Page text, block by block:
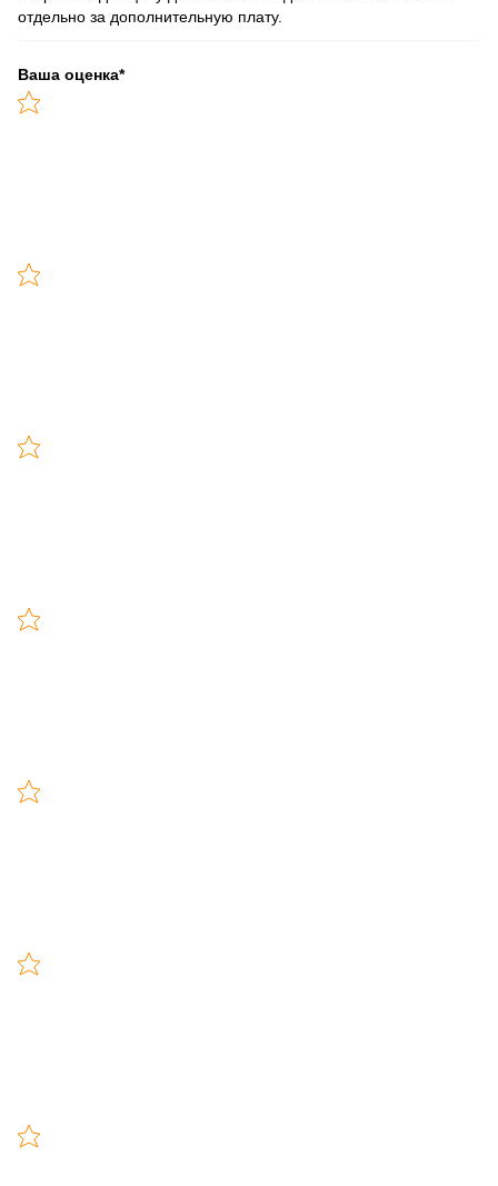
отдельно за дополнительную плату.
Ваша оценка*